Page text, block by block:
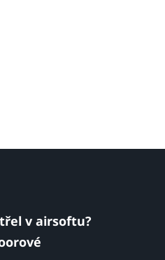
v airsoftu?